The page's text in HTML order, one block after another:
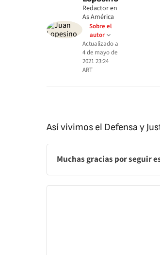
Redactor en
As América
Sobre el
autor
Actualizado a
4 de mayo de
2021 23:24
ART
Así vivimos el Defensa y
Muchas gracias por seguir